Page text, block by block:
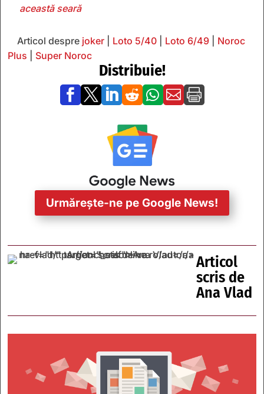
această seară
Articol despre joker Loto 5/40 Loto 6/49
Noroc
Plus
Super Noroc
Distribuie!
      
Urmărește-ne pe Google News!
Articol
scris de
Ana Vlad